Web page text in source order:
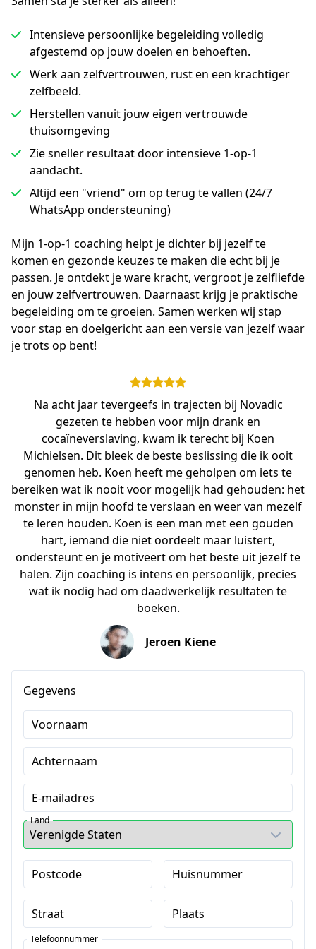
Intensieve persoonlijke begeleiding volledig
afgestemd op jouw doelen en behoeften.
Werk aan zelfvertrouwen, rust en een krachtiger
zelfbeeld.
Herstellen vanuit jouw eigen vertrouwde
thuisomgeving
Zie sneller resultaat door intensieve 1-op-1
aandacht.
Altijd een "vriend" om op terug te vallen (24/7
WhatsApp ondersteuning)
Mijn 1-op-1 coaching helpt je dichter bij jezelf te
komen en gezonde keuzes te maken die echt bij je
passen. Je ontdekt je ware kracht, vergroot je zelfliefde
en jouw zelfvertrouwen. Daarnaast krijg je praktische
begeleiding om te groeien. Samen werken wij stap
voor stap en doelgericht aan een versie van jezelf waar
je trots op bent!
Na acht jaar tevergeefs in trajecten bij Novadic
gezeten te hebben voor mijn drank en
cocaïneverslaving, kwam ik terecht bij Koen
Michielsen. Dit bleek de beste beslissing die ik ooit
genomen heb. Koen heeft me geholpen om iets te
bereiken wat ik nooit voor mogelijk had gehouden: het
monster in mijn hoofd te verslaan en weer van mezelf
te leren houden. Koen is een man met een gouden
hart, iemand die niet oordeelt maar luistert,
ondersteunt en je motiveert om het beste uit jezelf te
halen. Zijn coaching is intens en persoonlijk, precies
wat ik nodig had om daadwerkelijk resultaten te
boeken.
Jeroen Kiene
Gegevens
Voornaam
Achternaam
E-mailadres
Land
Postcode Huisnummer
Straat Plaats
Telefoonnummer